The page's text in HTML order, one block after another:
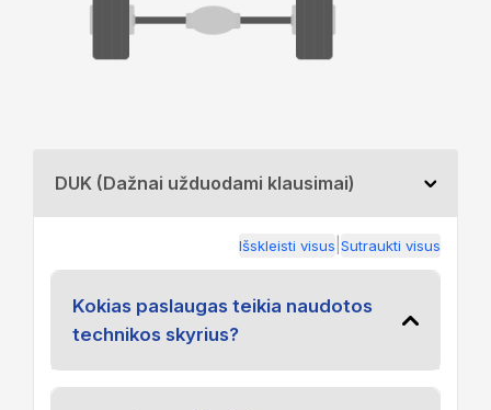
DUK (Dažnai užduodami klausimai)
Išskleisti visus Sutraukti visus
Kokias paslaugas teikia naudotos
technikos skyrius?